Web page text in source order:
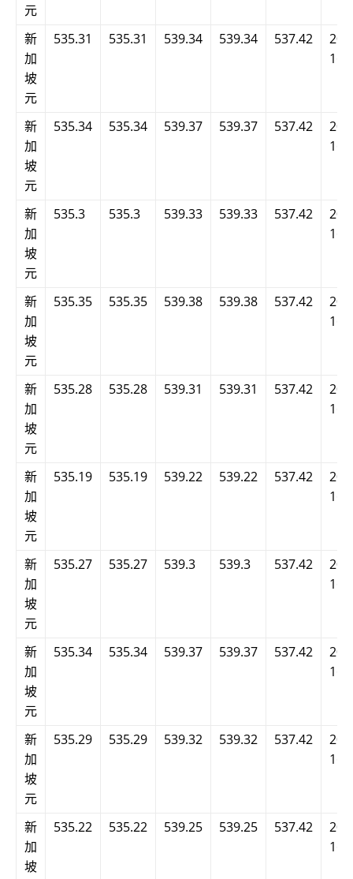
元
新
加
坡
元
535.31 535.31 539.34 539.34 537.42
新
加
坡
元
535.34 535.34 539.37 539.37 537.42
新
加
坡
元
535.3 535.3 539.33 539.33 537.42
新
加
坡
元
535.35 535.35 539.38 539.38 537.42
新
加
坡
元
535.28 535.28 539.31 539.31 537.42
新
加
坡
元
535.19 535.19 539.22 539.22 537.42
新
加
坡
元
535.27 535.27 539.3 539.3 537.42
新
加
坡
元
535.34 535.34 539.37 539.37 537.42
新
加
坡
元
535.29 535.29 539.32 539.32 537.42
新
加
坡
535.22 535.22 539.25 539.25 537.42